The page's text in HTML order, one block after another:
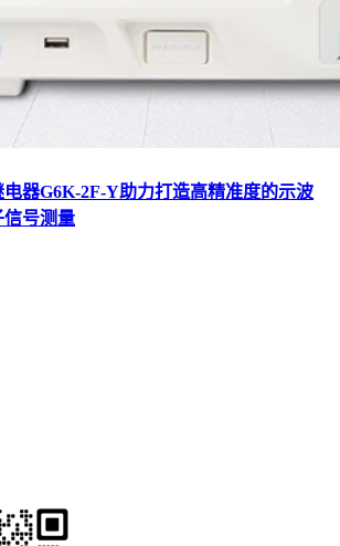
电器G6K-2F-Y助力打造高精准度的示波
信号测量